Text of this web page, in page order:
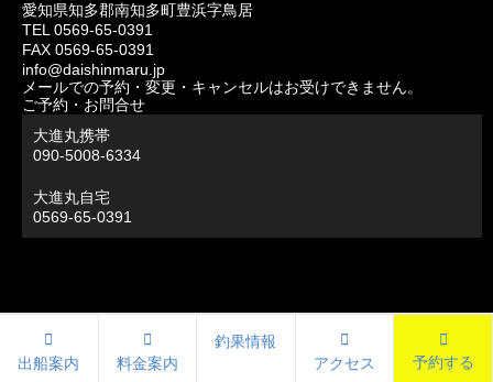
愛知県知多郡南知多町豊浜字鳥居
TEL 0569-65-0391
FAX 0569-65-0391
info@daishinmaru.jp
メールでの予約・変更・キャンセルはお受けできません。
ご予約・お問合せ
大進丸携帯
090-5008-6334
大進丸自宅
0569-65-0391
出船案内 料金案内
釣果情報
アクセス
予約する